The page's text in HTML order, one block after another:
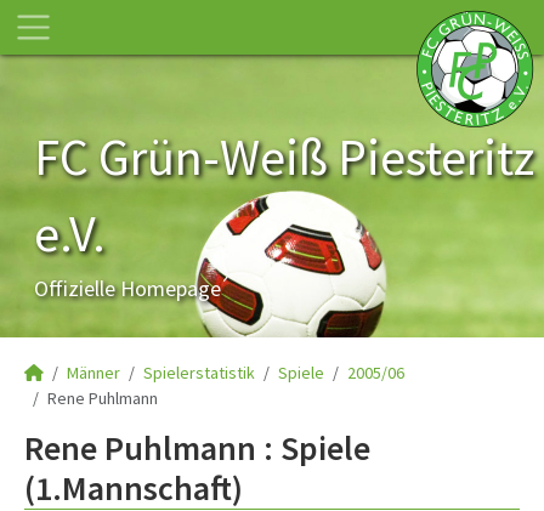
FC Grün-Weiß Piesteritz
e.V.
Offizielle Homepage
Männer Spielerstatistik Spiele
2005/06
Rene Puhlmann
Rene Puhlmann : Spiele
(1.Mannschaft)